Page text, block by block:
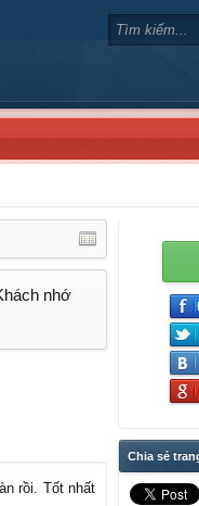
nhớ
rồi. Tốt nhất
Chia sẻ